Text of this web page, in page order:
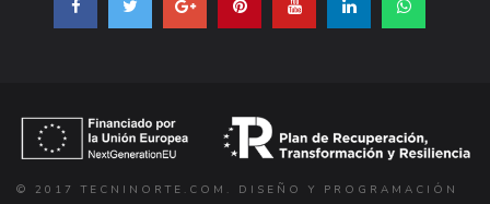
© 2017 TECNINORTE.COM. DISEÑO Y PROGRAMACIÓN